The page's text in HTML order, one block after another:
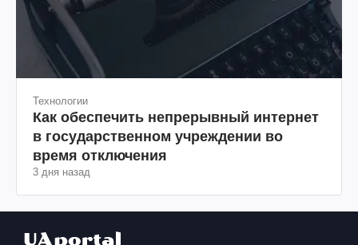
Технологии
Как обеспечить непрерывный интернет
в государственном учреждении во
время отключения
3 дня назад